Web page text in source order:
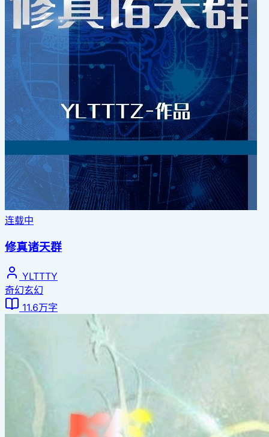
连载中
修真诸天群
YLTTTY
奇幻玄幻
11.6万字